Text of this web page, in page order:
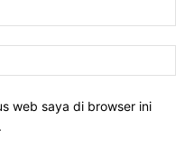
web saya di browser ini